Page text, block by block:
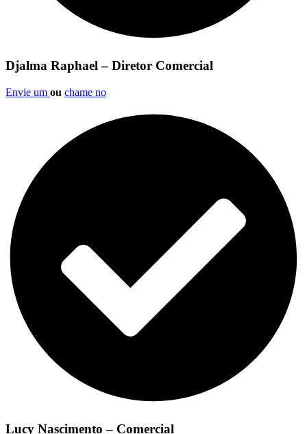
Djalma Raphael – Diretor Comercial
Envie um ou chame no
Lucy Nascimento – Comercial